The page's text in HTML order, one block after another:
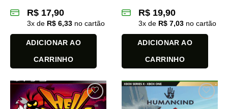
R$ 17,90
3x de R$ 6,33 no cartão
ADICIONAR AO
CARRINHO
R$ 19,90
3x de R$ 7,03 no cartão
ADICIONAR AO
CARRINHO